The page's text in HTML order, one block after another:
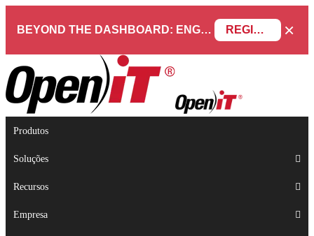
BEYOND THE DASHBOARD: ENGINEERING SOFTWARE IN SERVICENOW WEBINAR REGISTAR AGORA ×
Produtos
Soluções
Recursos
Empresa